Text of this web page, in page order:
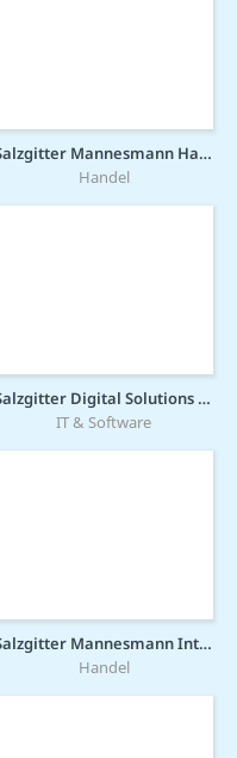
Salzgitter Mannesmann Handel GmbH
Handel
Salzgitter Digital Solutions GmbH
IT & Software
Salzgitter Mannesmann International GmbH
Handel